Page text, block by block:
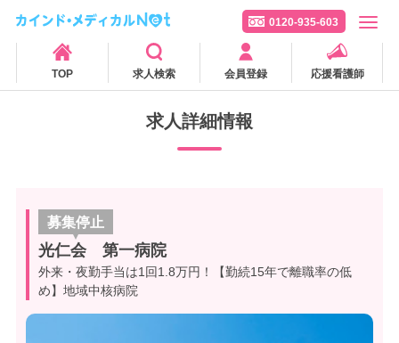
0120-935-603
TOP 求人検索 会員登録 応援看護師
求人詳細情報
募集停止
光仁会 第一病院
外来・夜勤手当は1回1.8万円！【勤続15年で離職率の低
め】地域中核病院